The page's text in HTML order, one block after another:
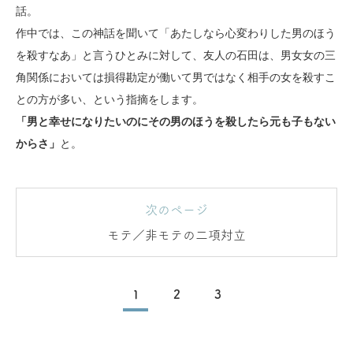
話。
作中では、この神話を聞いて「あたしなら心変わりした男のほう
を殺すなあ」と言うひとみに対して、友人の石田は、男女女の三
角関係においては損得勘定が働いて男ではなく相手の女を殺すこ
との方が多い、という指摘をします。
「男と幸せになりたいのにその男のほうを殺したら元も子もない
からさ」 と。
次のページ
モテ／非モテの二項対立
1 2 3